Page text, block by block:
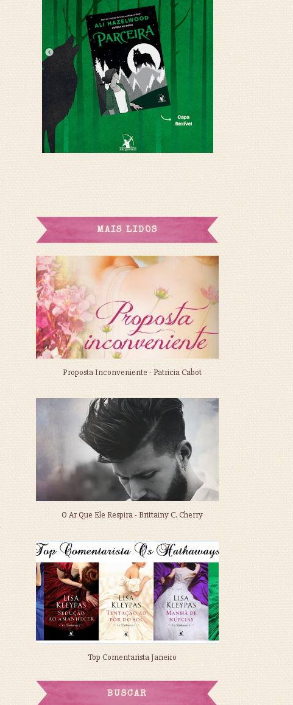
MAIS LIDOS
Proposta Inconveniente - Patricia Cabot
O Ar Que Ele Respira - Brittainy C. Cherry
Top Comentarista Janeiro
BUSCAR